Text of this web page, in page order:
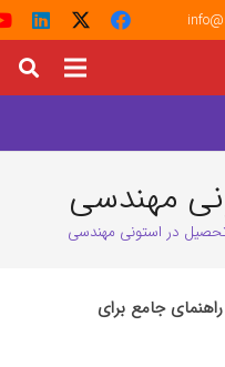
مهندسی
در استونی مهندسی
جامع برای